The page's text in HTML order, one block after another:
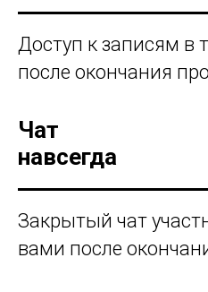
Доступ к записям в
после окончания
Чат
навсегда
Закрытый чат
вами после